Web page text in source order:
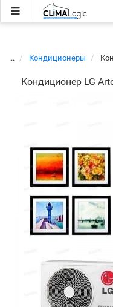
... Кондиционеры
Кондиционер LG